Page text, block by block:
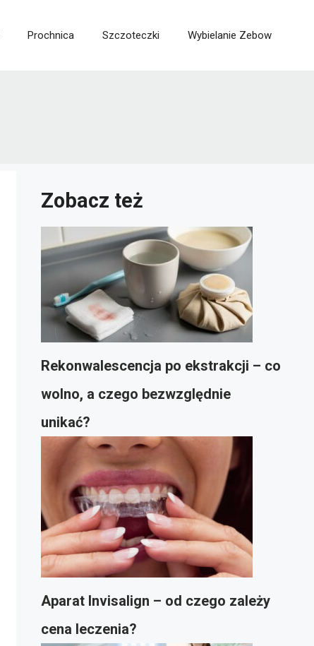
Prochnica Szczoteczki Wybielanie Zebow
Zobacz też
Rekonwalescencja po ekstrakcji – co
wolno, a czego bezwzględnie
unikać?
Aparat Invisalign – od czego zależy
cena leczenia?